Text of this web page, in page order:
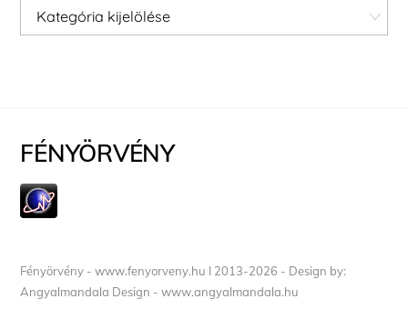
Kategóriák
FÉNYÖRVÉNY
Fényörvény - www.fenyorveny.hu I 2013-2026 - Design by:
Angyalmandala Design - www.angyalmandala.hu